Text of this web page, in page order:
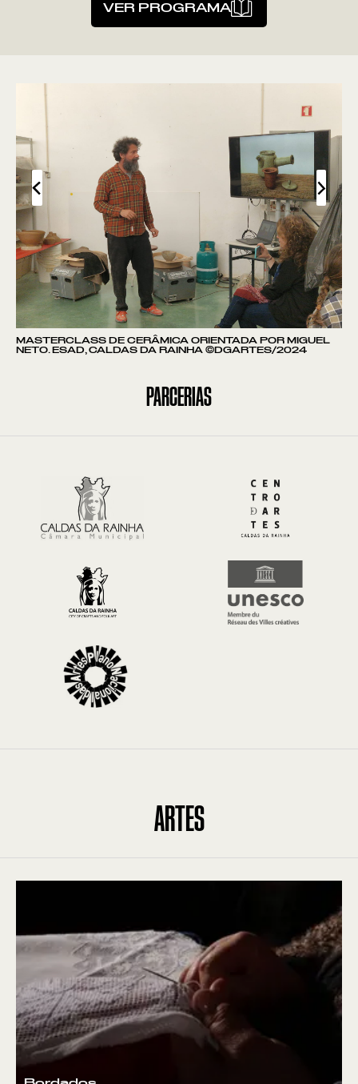
VER PROGRAMA
MASTERCLASS DE CERÂMICA ORIENTADA POR MIGUEL
NETO. ESAD, CALDAS DA RAINHA ©DGARTES/2024
PARCERIAS
ARTES